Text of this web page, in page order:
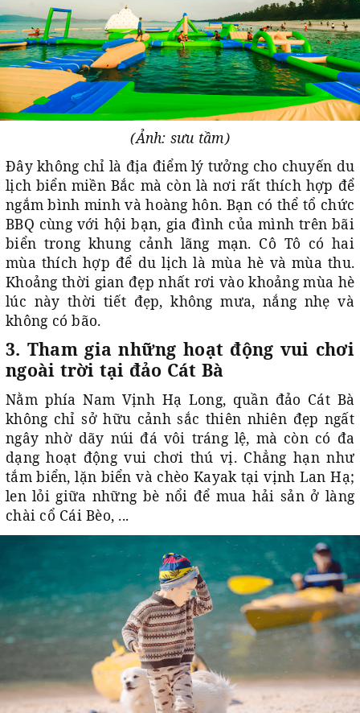
(Ảnh: sưu tầm)
Đây không chỉ là địa điểm lý tưởng cho chuyến du
lịch biển miền Bắc mà còn là nơi rất thích hợp để
ngắm bình minh và hoàng hôn. Bạn có thể tổ chức
BBQ cùng với hội bạn, gia đình của mình trên bãi
biển trong khung cảnh lãng mạn. Cô Tô có hai
mùa thích hợp để du lịch là mùa hè và mùa thu.
Khoảng thời gian đẹp nhất rơi vào khoảng mùa hè
lúc này thời tiết đẹp, không mưa, nắng nhẹ và
không có bão.
3. Tham gia những hoạt động vui chơi
ngoài trời tại đảo Cát Bà
Nằm phía Nam Vịnh Hạ Long, quần đảo Cát Bà
không chỉ sở hữu cảnh sắc thiên nhiên đẹp ngất
ngây nhờ dãy núi đá vôi tráng lệ, mà còn có đa
dạng hoạt động vui chơi thú vị. Chẳng hạn như
tắm biển, lặn biển và chèo Kayak tại vịnh Lan Hạ;
len lỏi giữa những bè nổi để mua hải sản ở làng
chài cổ Cái Bèo, ...